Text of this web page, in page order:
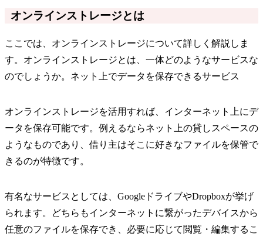
オンラインストレージとは
ここでは、オンラインストレージについて詳しく解説しま
す。オンラインストレージとは、一体どのようなサービスな
のでしょうか。ネット上でデータを保存できるサービス
オンラインストレージを活用すれば、インターネット上にデ
ータを保存可能です。例えるならネット上の貸しスペースの
ようなものであり、借り主はそこに好きなファイルを保管で
きるのが特徴です。
有名なサービスとしては、GoogleドライブやDropboxが挙げ
られます。どちらもインターネットに繋がったデバイスから
任意のファイルを保存でき、必要に応じて閲覧・編集するこ